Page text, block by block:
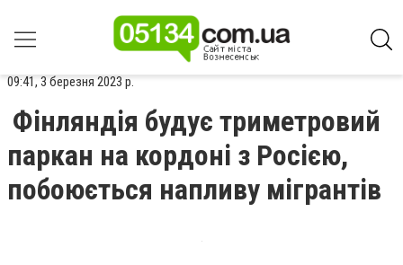
09:41, 3 березня 2023 р.
Фінляндія будує триметровий
паркан на кордоні з Росією,
побоюється напливу мігрантів